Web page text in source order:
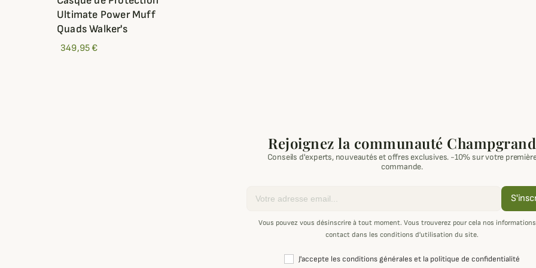
Ultimate Power Muff
Quads Walker's
349,95 €
Rejoignez la communauté Champgrand
Conseils d'experts, nouveautés et offres exclusives. -10% sur votre
commande.
Vous pouvez vous désinscrire à tout moment. Vous trouverez pour cela nos
contact dans les conditions d'utilisation du site.
J'accepte les conditions générales et la politique de confidentialité